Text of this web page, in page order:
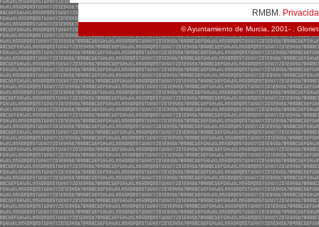
RMBM.
© Ayuntamiento de Murcia, 2001- .